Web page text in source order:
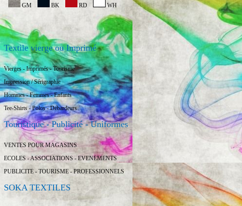
GM BK RD WH
Textile vierge ou Imprimé
Vierges - Imprimés - Tourisme
Impression / Sérigraphie
Hommes - Femmes - Enfants
Tee-Shirts - Polos - Débardeurs
Touristique - Publicité - Uniformes
VENTES POUR MAGASINS
ECOLES - ASSOCIATIONS - EVENEMENTS
PUBLICITE - TOURISME - PROFESSIONNELS
SOKA TEXTILES